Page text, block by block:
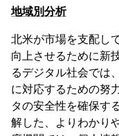
地域別分析
北米が市場を支配し
向上させるために新
るデジタル社会では
に対応するための努
タの安全性を確保す
解した、よりわかり